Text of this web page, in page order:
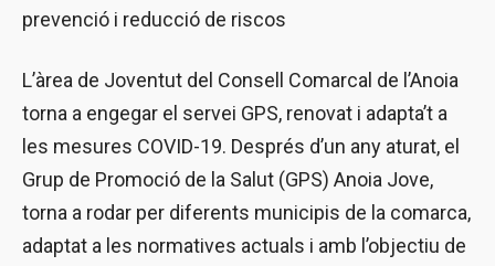
prevenció i reducció de riscos
L’àrea de Joventut del Consell Comarcal de l’Anoia
torna a engegar el servei GPS, renovat i adapta’t a
les mesures COVID-19. Després d’un any aturat, el
Grup de Promoció de la Salut (GPS) Anoia Jove,
torna a rodar per diferents municipis de la comarca,
adaptat a les normatives actuals i amb l’objectiu de